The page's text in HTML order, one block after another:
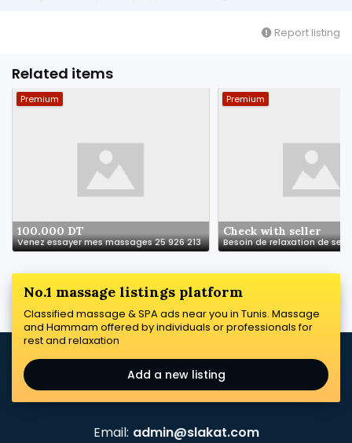
Report listing
Related items
Premium
100.000 DT
Venez essayer mes massages 25 926 213
Premium
Check with seller
No.1 massage listings platform
Classified massage & SPA ads near you in Tunis. Massage
and Hammam offered by individuals or professionals for
rest and relaxation
Add a new listing
Email: admin@slakat.com